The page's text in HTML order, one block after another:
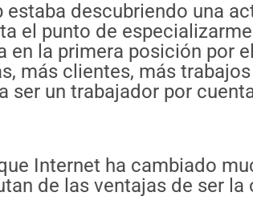
descubriendo una
el punto de
la primera posición por
más clientes, más
ser un trabajador por
Internet ha cambiado
de las ventajas de ser